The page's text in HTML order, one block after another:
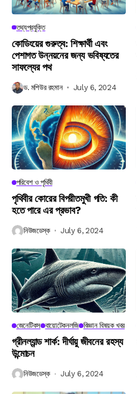
তথ্যপ্রযুক্তি
কোডিংয়ের গুরুত্ব: শিক্ষার্থী এবং
পেশাগত উন্নয়নের জন্য ভবিষ্যতের
সাফল্যের পথ
ড. মশিউর রহমান July 6, 2024
পরিবেশ ও পৃথিবী
পৃথিবীর কোরের বিপরীতমুখী গতি: কী
হতে পারে এর প্রভাব?
নিউজডেস্ক July 6, 2024
জেনেটিকস বায়োটেকনলজি বিজ্ঞান বিষয়ক খবর
গ্রীনল্যান্ড শার্ক: দীর্ঘায়ু জীবনের রহস্য
উন্মোচন
নিউজডেস্ক July 6, 2024